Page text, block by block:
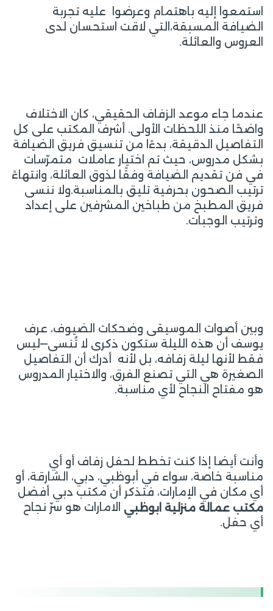
استمعوا إليه باهتمام وعرضوا عليه تجربة
الضيافة المسبقة،التي لاقت استحسان لدى
العروس والعائلة.
عندما جاء موعد الزفاف الحقيقي، كان الاختلاف
واضحًا منذ اللحظات الأولى. أشرف المكتب على كل
التفاصيل الدقيقة، بدءًا من تنسيق فريق الضيافة
بشكل مدروس، حيث تم اختيار عاملات متمرّسات
في فن تقديم الضيافة وفقًا لذوق العائلة، وانتهاءً
ترتيب الصحون بحرفية تليق بالمناسبة.ولا ننسى
فريق المطبخ من طباخين المشرفين على إعداد
وترتيب الوجبات.
وبين أصوات الموسيقى وضحكات الضيوف، عرف
يوسف أن هذه الليلة ستكون ذكرى لا تُنسى—ليس
فقط لأنها ليلة زفافه، بل لأنه أدرك أن التفاصيل
الصغيرة هي التي تصنع الفرق، والاختيار المدروس
هو مفتاح النجاح لأي مناسبة.
وأنت أيضا إذا كنت تخطط لحفل زفاف أو أي
مناسبة خاصة، سواء في أبوظبي، دبي، الشارقة، أو
أي مكان في الإمارات، فتذكر أن مكتب دبي أفضل
مكتب عمالة منزلية ابوظبي الامارات هو سرّ نجاح
أي حفل.